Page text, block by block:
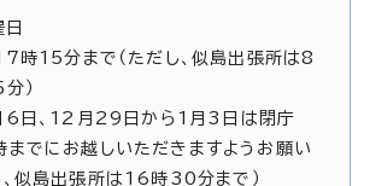
15分まで（ただし、似島出張所は8
）
6日、12月29日から1月3日は閉庁
までにお越しいただきますようお願い
、似島出張所は16時30分まで）